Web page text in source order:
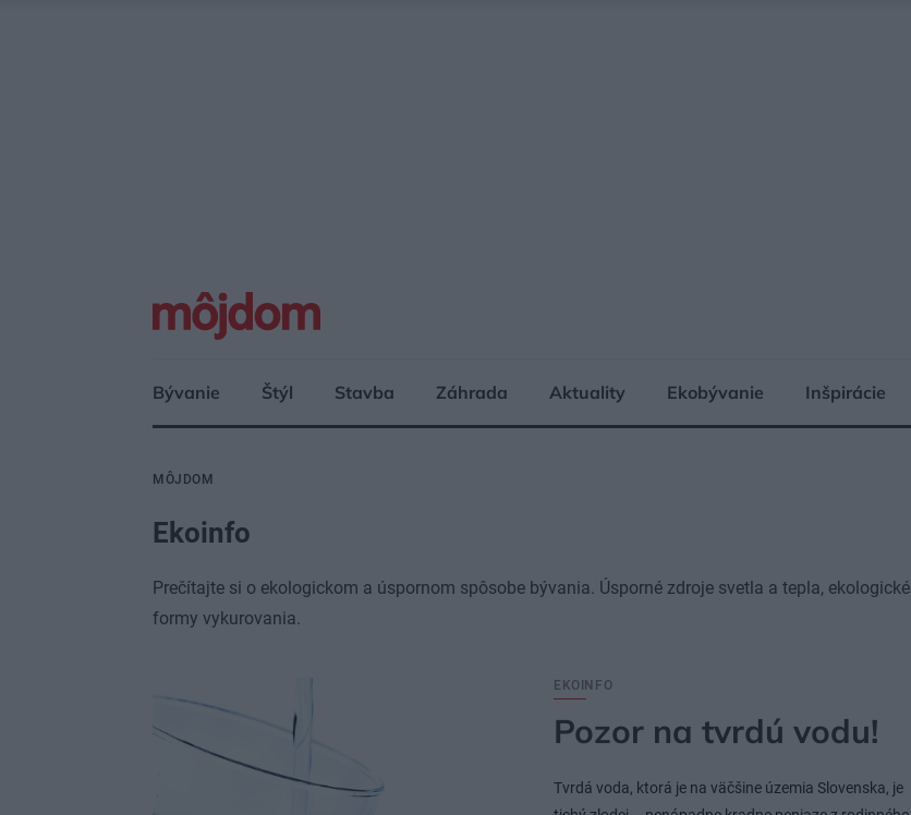
Bývanie Štýl Stavba Záhrada Aktuality Ekobývanie Inšpirácie
MÔJDOM
Ekoinfo
Prečítajte si o ekologickom a úspornom spôsobe bývania. Úsporné zdroje svetla a tepla, ekologické
formy vykurovania.
EKOINFO
Pozor na tvrdú vodu!
Tvrdá voda, ktorá je na väčšine územia Slovenska, je